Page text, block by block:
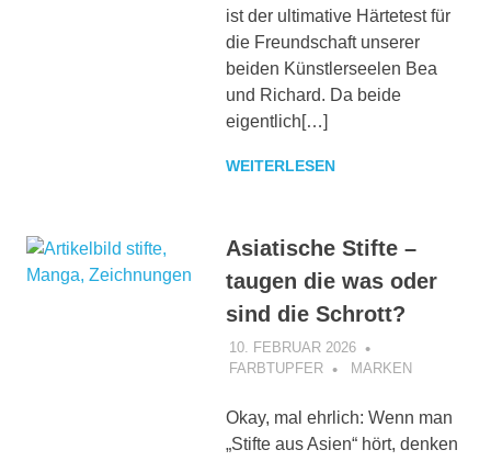
ist der ultimative Härtetest für
die Freundschaft unserer
beiden Künstlerseelen Bea
und Richard. Da beide
eigentlich[…]
WEITERLESEN
Asiatische Stifte –
taugen die was oder
sind die Schrott?
10. FEBRUAR 2026
FARBTUPFER
MARKEN
Okay, mal ehrlich: Wenn man
„Stifte aus Asien“ hört, denken